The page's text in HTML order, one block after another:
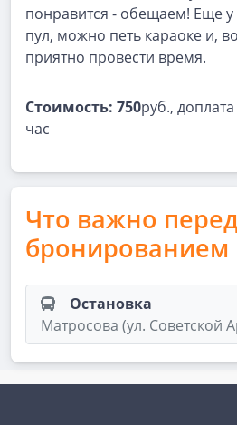
понравится - обещаем! Еще у
пул, можно петь караоке и,
приятно провести время.
Стоимость: 750руб.,
час
Что важно
бронированием
Остановка
Матросова (ул. Советской